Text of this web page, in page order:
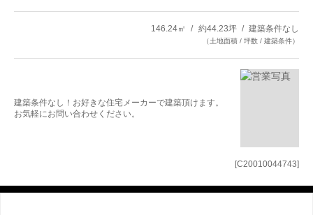
[C20010044743]
146.24㎡ 約44.23坪 建築条件なし
（土地面積 / 坪数 / 建築条件）
建築条件なし！お好きな住宅メーカーで建築頂けます。
お気軽にお問い合わせください。